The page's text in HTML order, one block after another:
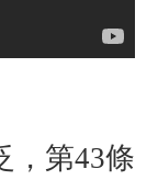
，第43條